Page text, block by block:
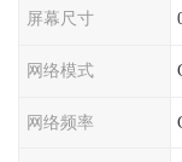
屏幕尺寸
网络模式
网络频率